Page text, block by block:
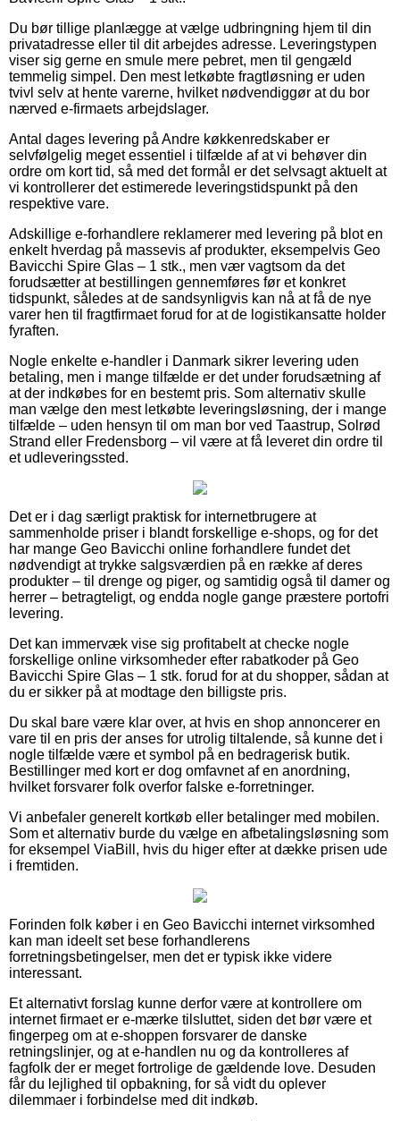
Du bør tillige planlægge at vælge udbringning hjem til din
privatadresse eller til dit arbejdes adresse. Leveringstypen
viser sig gerne en smule mere pebret, men til gengæld
temmelig simpel. Den mest letkøbte fragtløsning er uden
tvivl selv at hente varerne, hvilket nødvendiggør at du bor
nærved e-firmaets arbejdslager.
Antal dages levering på Andre køkkenredskaber er
selvfølgelig meget essentiel i tilfælde af at vi behøver din
ordre om kort tid, så med det formål er det selvsagt aktuelt at
vi kontrollerer det estimerede leveringstidspunkt på den
respektive vare.
Adskillige e-forhandlere reklamerer med levering på blot en
enkelt hverdag på massevis af produkter, eksempelvis Geo
Bavicchi Spire Glas – 1 stk., men vær vagtsom da det
forudsætter at bestillingen gennemføres før et konkret
tidspunkt, således at de sandsynligvis kan nå at få de nye
varer hen til fragtfirmaet forud for at de logistikansatte holder
fyraften.
Nogle enkelte e-handler i Danmark sikrer levering uden
betaling, men i mange tilfælde er det under forudsætning af
at der indkøbes for en bestemt pris. Som alternativ skulle
man vælge den mest letkøbte leveringsløsning, der i mange
tilfælde – uden hensyn til om man bor ved Taastrup, Solrød
Strand eller Fredensborg – vil være at få leveret din ordre til
et udleveringssted.
Det er i dag særligt praktisk for internetbrugere at
sammenholde priser i blandt forskellige e-shops, og for det
har mange Geo Bavicchi online forhandlere fundet det
nødvendigt at trykke salgsværdien på en række af deres
produkter – til drenge og piger, og samtidig også til damer og
herrer – betragteligt, og endda nogle gange præstere portofri
levering.
Det kan immervæk vise sig profitabelt at checke nogle
forskellige online virksomheder efter rabatkoder på Geo
Bavicchi Spire Glas – 1 stk. forud for at du shopper, sådan at
du er sikker på at modtage den billigste pris.
Du skal bare være klar over, at hvis en shop annoncerer en
vare til en pris der anses for utrolig tiltalende, så kunne det i
nogle tilfælde være et symbol på en bedragerisk butik.
Bestillinger med kort er dog omfavnet af en anordning,
hvilket forsvarer folk overfor falske e-forretninger.
Vi anbefaler generelt kortkøb eller betalinger med mobilen.
Som et alternativ burde du vælge en afbetalingsløsning som
for eksempel ViaBill, hvis du higer efter at dække prisen ude
i fremtiden.
Forinden folk køber i en Geo Bavicchi internet virksomhed
kan man ideelt set bese forhandlerens
forretningsbetingelser, men det er typisk ikke videre
interessant.
Et alternativt forslag kunne derfor være at kontrollere om
internet firmaet er e-mærke tilsluttet, siden det bør være et
fingerpeg om at e-shoppen forsvarer de danske
retningslinjer, og at e-handlen nu og da kontrolleres af
fagfolk der er meget fortrolige de gældende love. Desuden
får du lejlighed til opbakning, for så vidt du oplever
dilemmaer i forbindelse med dit indkøb.